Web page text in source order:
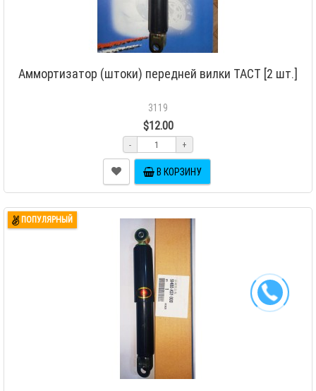
Аммортизатор (штоки) передней вилки TACT [2 шт.]
3119
$12.00
- +
В КОРЗИНУ
ПОПУЛЯРНЫЙ